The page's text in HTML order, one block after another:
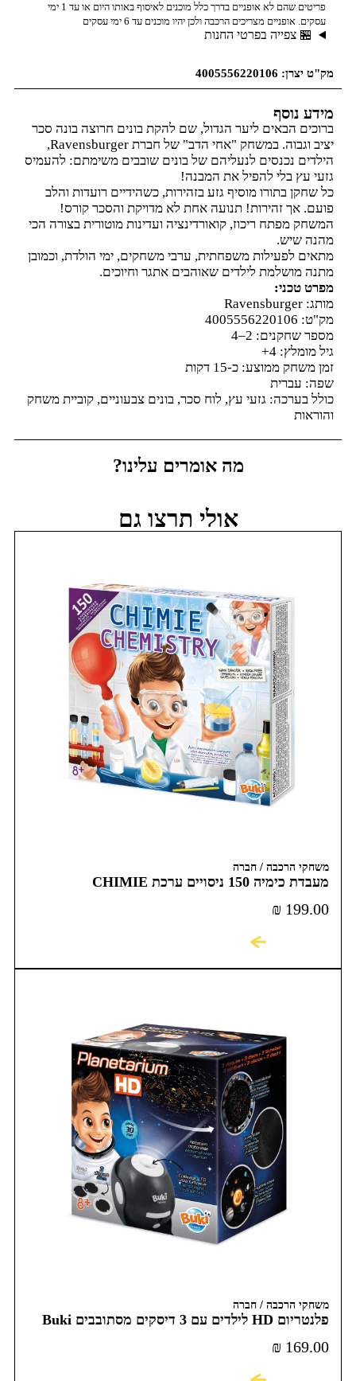
פריטים שהם לא אופניים בדרך כלל מוכנים לאיסוף באותו היום או עד 1 ימי
עסקים. אופניים מצריכים הרכבה ולכן יהיו מוכנים עד 6 ימי עסקים
🏪 צפייה בפרטי החנות
מק"ט יצרן: 4005556220106
מידע נוסף
ברוכים הבאים ליער הגדול, שם להקת בונים חרוצה בונה סכר
יציב וגבוה. במשחק "אחי הדב" של חברת Ravensburger,
הילדים נכנסים לנעליהם של בונים שובבים משימתם: להעמיס
גזעי עץ בלי להפיל את המבנה!
כל שחקן בתורו מוסיף גזע בזהירות, כשהידיים רועדות והלב
פועם. אך זהירות! תנועה אחת לא מדויקת והסכר קורס!
המשחק מפתח ריכוז, קואורדינציה ועדינות מוטורית בצורה הכי
מהנה שיש.
מתאים לפעילות משפחתית, ערבי משחקים, ימי הולדת, וכמובן
מתנה מושלמת לילדים שאוהבים אתגר וחיוכים.
מפרט טכני:
מותג: Ravensburger
מק"ט: 4005556220106
מספר שחקנים: 2–4
גיל מומלץ: 4+
זמן משחק ממוצע: כ-15 דקות
שפה: עברית
כולל בערכה: גזעי עץ, לוח סכר, בונים צבעוניים, קוביית משחק
והוראות
מה אומרים עלינו?
אולי תרצו גם
משחקי הרכבה / חברה
מעבדת כימיה 150 ניסויים ערכת CHIMIE
₪ 199.00
משחקי הרכבה / חברה
פלנטריום HD לילדים עם 3 דיסקים מסתובבים Buki
₪ 169.00